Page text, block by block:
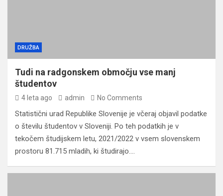
DRUŽBA
Tudi na radgonskem območju vse manj
študentov
4 leta ago admin No Comments
Statistični urad Republike Slovenije je včeraj objavil podatke
o številu študentov v Sloveniji. Po teh podatkih je v
tekočem študijskem letu, 2021/2022 v vsem slovenskem
prostoru 81.715 mladih, ki študirajo.…